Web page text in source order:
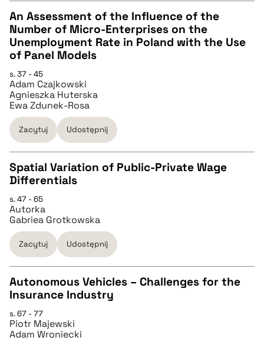
pobierz cytat
CZYSTY TEKST
pobierz cytat
BIBTEX
pobierz cytat
An Assessment of the Influence of the
Number of Micro-Enterprises on the
Unemployment Rate in Poland with the Use
of Panel Models
s. 37 - 45
Adam Czajkowski
Agnieszka Huterska
Ewa Zdunek-Rosa
Zacytuj Udostępnij
pobierz cytat
BIBTEX
pobierz cytat
Spatial Variation of Public-Private Wage
Differentials
s. 47 - 65
Autorka
Gabriea Grotkowska
Zacytuj Udostępnij
pobierz cytat
Autonomous Vehicles – Challenges for the
Insurance Industry
s. 67 - 77
Piotr Majewski
Adam Wroniecki